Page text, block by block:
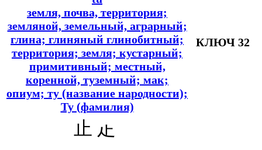
земля, почва, территория;
земляной, земельный, аграрный;
глина; глиняный глинобитный;
территория; земля; кустарный;
примитивный; местный,
коренной, туземный; мак;
опиум; ту (название народности);
Ту (фамилия)
КЛЮЧ 32
止 龰